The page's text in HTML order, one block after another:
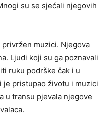
su se sjećali njegovih
muzici. Njegova
Ljudi koji su ga poznavali
ruku podrške čak i u
je pristupao životu i muzici
u transu pjevala njegove